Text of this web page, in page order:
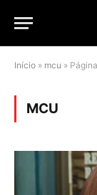
Início » mcu »
MCU